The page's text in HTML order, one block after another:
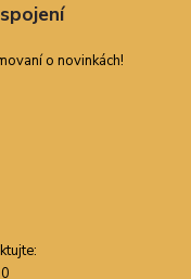
o novinkách!